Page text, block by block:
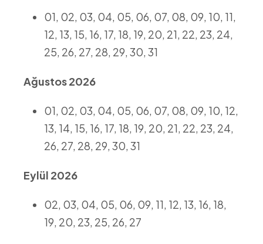
01, 02, 03, 04, 05, 06, 07, 08, 09, 10, 11,
12, 13, 15, 16, 17, 18, 19, 20, 21, 22, 23, 24,
25, 26, 27, 28, 29, 30, 31
Ağustos 2026
01, 02, 03, 04, 05, 06, 07, 08, 09, 10, 12,
13, 14, 15, 16, 17, 18, 19, 20, 21, 22, 23, 24,
26, 27, 28, 29, 30, 31
Eylül 2026
02, 03, 04, 05, 06, 09, 11, 12, 13, 16, 18,
19, 20, 23, 25, 26, 27